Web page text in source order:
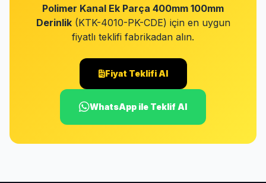
Polimer Kanal Ek Parça 400mm 100mm
Derinlik(KTK-4010-PK-CDE) için en uygun
fiyatlı teklifi fabrikadan alın.
Fiyat Teklifi Al
WhatsApp ile Teklif Al